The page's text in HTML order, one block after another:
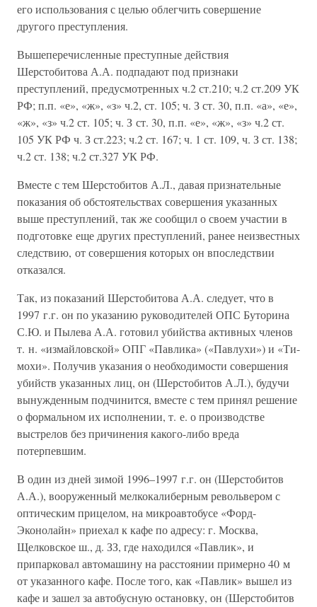
его использования с целью облегчить совершение
другого преступления.
Вышеперечисленные преступные действия
Шерстобитова А.А. подпадают под признаки
преступлений, предусмотренных ч.2 ст.210; ч.2 ст.209 УК
РФ; п.п. «е», «ж», «з» ч.2, ст. 105; ч. З ст. 30, п.п. «а», «е»,
«ж», «з» ч.2 ст. 105; ч. З ст. 30, п.п. «е», «ж», «з» ч.2 ст.
105 УК РФ ч. З ст.223; ч.2 ст. 167; ч. 1 ст. 109, ч. З ст. 138;
ч.2 ст. 138; ч.2 ст.327 УК РФ.
Вместе с тем Шерстобитов А.Л., давая признательные
показания об обстоятельствах совершения указанных
выше преступлений, так же сообщил о своем участии в
подготовке еще других преступлений, ранее неизвестных
следствию, от совершения которых он впоследствии
отказался.
Так, из показаний Шерстобитова А.А. следует, что в
1997 г.г. он по указанию руководителей ОПС Буторина
С.Ю. и Пылева А.А. готовил убийства активных членов
т. н. «измайловской» ОПГ «Павлика» («Павлухи») и «Ти-
мохи». Получив указания о необходимости совершения
убийств указанных лиц, он (Шерстобитов А.Л.), будучи
вынужденным подчинится, вместе с тем принял решение
о формальном их исполнении, т. е. о производстве
выстрелов без причинения какого-либо вреда
потерпевшим.
В один из дней зимой 1996–1997 г.г. он (Шерстобитов
А.А.), вооруженный мелкокалиберным револьвером с
оптическим прицелом, на микроавтобусе «Форд-
Эконолайн» приехал к кафе по адресу: г. Москва,
Щелковское ш., д. ЗЗ, где находился «Павлик», и
припарковал автомашину на расстоянии примерно 40 м
от указанного кафе. После того, как «Павлик» вышел из
кафе и зашел за автобусную остановку, он (Шерстобитов